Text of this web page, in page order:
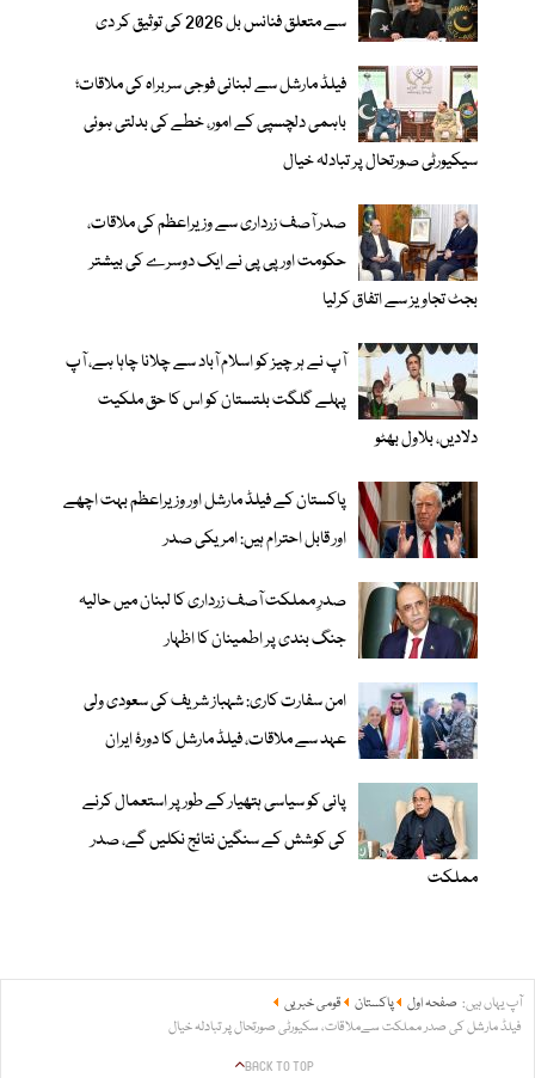
سے متعلق فنانس بل 2026 کی توثیق کر دی
فیلڈ مارشل سے لبنانی فوجی سربراہ کی ملاقات؛
باہمی دلچسپی کے امور، خطے کی بدلتی ہوئی
سیکیورٹی صورتحال پر تبادلہ خیال
صدر آصف زرداری سے وزیراعظم کی ملاقات،
حکومت اور پی پی نے ایک دوسرے کی بیشتر
بجٹ تجاویز سے اتفاق کرلیا
آپ نے ہر چیز کو اسلام آباد سے چلانا چاہا ہے، آپ
پہلے گلگت بلتستان کو اس کا حق ملکیت
دلادیں، بلاول بھٹو
پاکستان کے فیلڈ مارشل اور وزیراعظم بہت اچھے
اور قابل احترام ہیں: امریکی صدر
صدرِ مملکت آصف زرداری کا لبنان میں حالیہ
جنگ بندی پر اطمینان کا اظہار
امن سفارت کاری: شہباز شریف کی سعودی ولی
عہد سے ملاقات، فیلڈ مارشل کا دورۂ ایران
پانی کو سیاسی ہتھیار کے طور پر استعمال کرنے
کی کوشش کے سنگین نتائج نکلیں گے، صدر
مملکت
آپ یہاں ہیں: صفحہ اول پاکستان
قومی خبریں
فیلڈ مارشل کی صدر مملکت سےملاقات، سکیورٹی صورتحال پر تبادلہ خیال
BACK TO TOP